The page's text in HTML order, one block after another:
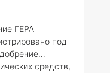
почвы и
ГЕРА
под
средств,